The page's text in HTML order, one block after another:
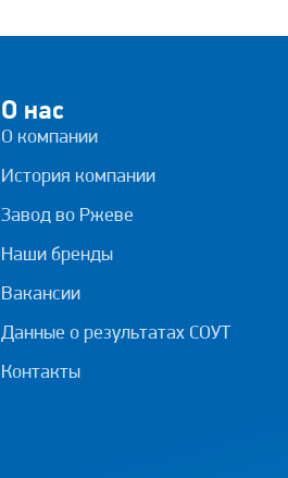
О нас
О компании
История компании
Завод во Ржеве
Наши бренды
Вакансии
Данные о результатах СОУТ
Контакты